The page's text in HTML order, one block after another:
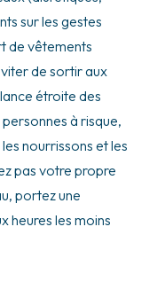
sur les gestes
de vêtements
de sortir aux
étroite des
à risque,
nourrissons et les
pas votre propre
portez une
heures les moins